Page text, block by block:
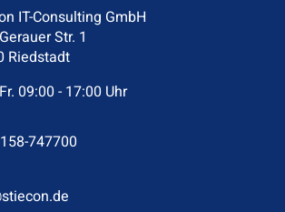
IT-Consulting GmbH
Str. 1
Riedstadt
09:00 - 17:00 Uhr
747700